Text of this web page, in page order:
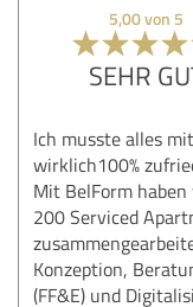
5,00 von 5
SEHR
Ich musste alles
wirklich100%
Mit BelForm
200 Serviced
Konzeption,
(FF&E) und